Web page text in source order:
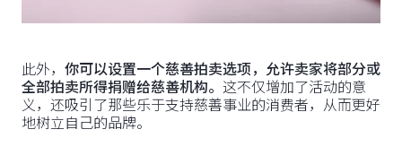
此外， 你可以设置一个慈善拍卖选项，允许卖家将部分或
全部拍卖所得捐赠给慈善机构。 这不仅增加了活动的意
义，还吸引了那些乐于支持慈善事业的消费者，从而更好
地树立自己的品牌。